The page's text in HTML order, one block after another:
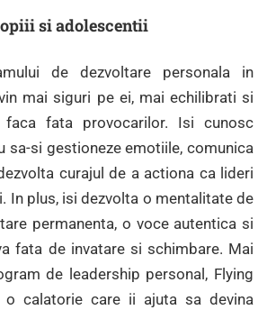
si adolescentii
de dezvoltare personala in
mai siguri pe ei, mai echilibrati si
fata provocarilor. Isi cunosc
sa-si gestioneze emotiile, comunica
curajul de a actiona ca lideri
In plus, isi dezvolta o mentalitate de
permanenta, o voce autentica si
fata de invatare si schimbare. Mai
de leadership personal, Flying
o calatorie care ii ajuta sa devina